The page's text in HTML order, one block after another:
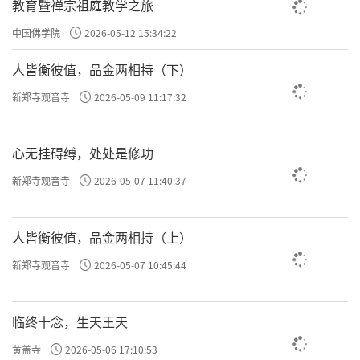
教育暨禅宗祖庭教学之旅
中国佛学院 2026-05-12 15:34:22
人皆衡彼值，品金两相持（下）
新郑寺观音寺 2026-05-09 11:17:32
心无挂碍缚，处处是修功
新郑寺观音寺 2026-05-07 11:40:37
人皆衡彼值，品金两相持（上）
新郑寺观音寺 2026-05-07 10:45:44
临终十念，生天王天
黄盖寺 2026-05-06 17:10:53